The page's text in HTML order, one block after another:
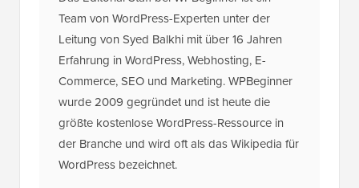
Team von WordPress-Experten unter der
Leitung von Syed Balkhi mit über 16 Jahren
Erfahrung in WordPress, Webhosting, E-
Commerce, SEO und Marketing. WPBeginner
wurde 2009 gegründet und ist heute die
größte kostenlose WordPress-Ressource in
der Branche und wird oft als das Wikipedia für
WordPress bezeichnet.